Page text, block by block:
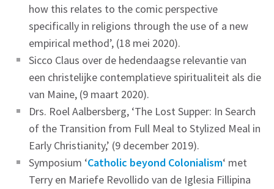
how this relates to the comic perspective
specifically in religions through the use of a new
empirical method’, (18 mei 2020).
Sicco Claus over de hedendaagse relevantie van
een christelijke contemplatieve spiritualiteit als die
van Maine, (9 maart 2020).
Drs. Roel Aalbersberg, ‘The Lost Supper: In Search
of the Transition from Full Meal to Stylized Meal in
Early Christianity,’ (9 december 2019).
Symposium ‘Catholic beyond Colonialism‘ met
Terry en Mariefe Revollido van de Iglesia Fillipina